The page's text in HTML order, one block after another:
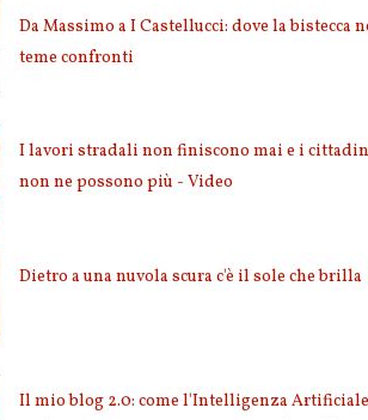
Da Massimo a I Castellucci: dove la bistecca
teme confronti
I lavori stradali non finiscono mai e i
non ne possono più - Video
Dietro a una nuvola scura c'è il sole che brilla
Il mio blog 2.0: come l'Intelligenza Artificiale